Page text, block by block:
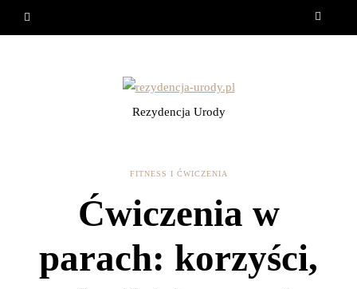
Rezydencja Urody
FITNESS I ĆWICZENIA
Ćwiczenia w
parach: korzyści,